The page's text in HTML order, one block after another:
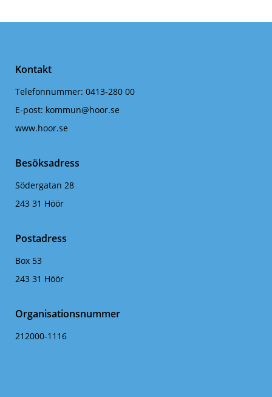
Kontakt
Telefonnummer: 0413-280 00
E-post: kommun@hoor.se
www.hoor.se
Besöksadress
Södergatan 28
243 31 Höör
Postadress
Box 53
243 31 Höör
Organisationsnummer
212000-1116